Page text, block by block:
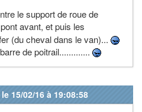
le support de roue de
avant, et puis les
(du cheval dans le van)...
de poitrail.............
15/02/16 à 19:08:58